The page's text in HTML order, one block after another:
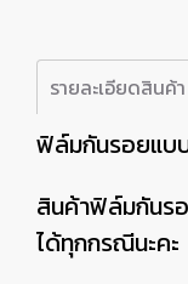
รายละเอียดสินค้า
ฟิล์มกันรอยแบ
สินค้าฟิล์มกันร
ได้ทุกกรณีนะคะ